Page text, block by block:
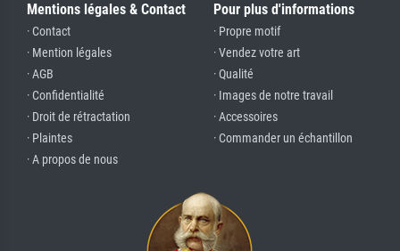
Mentions légales & Contact
· Contact
· Mention légales
· AGB
· Confidentialité
· Droit de rétractation
· Plaintes
· A propos de nous
Pour plus d'informations
· Propre motif
· Vendez votre art
· Qualité
· Images de notre travail
· Accessoires
· Commander un échantillon